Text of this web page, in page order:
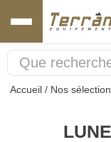
Accueil / Nos